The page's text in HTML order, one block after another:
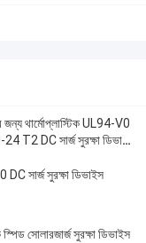
জন্য থার্মোপ্লাস্টিক UL94-V0
T2 DC সার্জ সুরক্ষা ডিভাইস
সার্জ সুরক্ষা ডিভাইস
সোলারজার্জ সুরক্ষা ডিভাইস